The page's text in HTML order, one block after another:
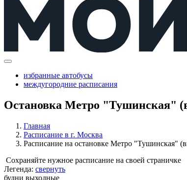
избранные автобусы
междугородние расписания
Остановка Метро "Тушинская"
Главная
Расписание в г. Москва
Расписание на остановке Метро "Тушинская"
Сохраняйте нужное расписание на своей страничке
Легенда: свернуть
будни выходные